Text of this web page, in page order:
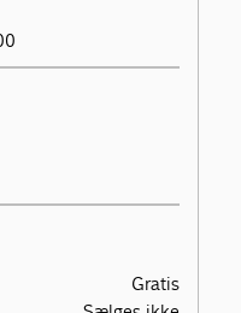
Gratis